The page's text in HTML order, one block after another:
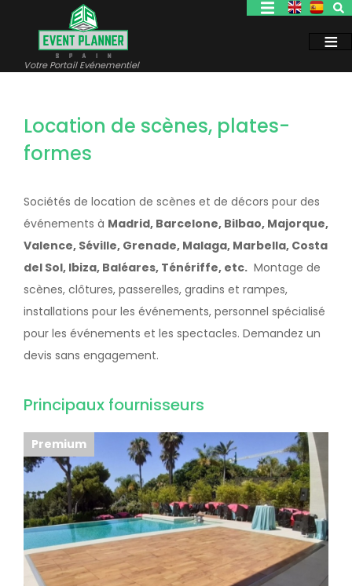
contenu
Votre Portail Evénementiel
Location de scènes, plates-
formes
Sociétés de location de scènes et de décors pour des
événements à Madrid, Barcelone, Bilbao, Majorque,
Valence, Séville, Grenade, Malaga, Marbella, Costa
del Sol, Ibiza, Baléares, Ténériffe, etc. Montage de
scènes, clôtures, passerelles, gradins et rampes,
installations pour les événements, personnel spécialisé
pour les événements et les spectacles. Demandez un
devis sans engagement.
Principaux fournisseurs
Premium